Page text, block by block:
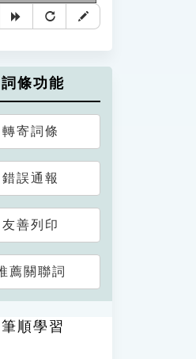
詞條功能
轉寄詞條
錯誤通報
友善列印
薦關聯詞
筆順學習